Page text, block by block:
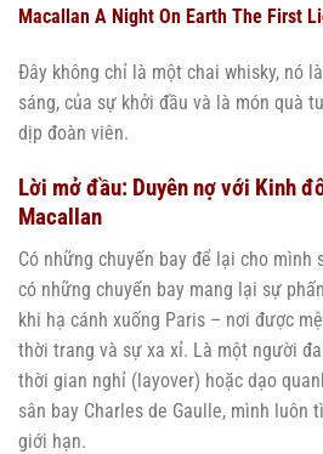
Macallan A Night On Earth The First
Đây không chỉ là một chai whisky, nó
sáng, của sự khởi đầu và là món quà
dịp đoàn viên.
Lời mở đầu: Duyên nợ với Kinh
Macallan
Có những chuyến bay để lại cho mình
có những chuyến bay mang lại sự
khi hạ cánh xuống Paris – nơi được
thời trang và sự xa xỉ. Là một người
thời gian nghỉ (layover) hoặc dạo
sân bay Charles de Gaulle, mình luôn
giới hạn.